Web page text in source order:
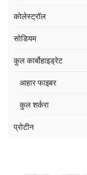
कोलेस्ट्रॉल
सोडियम
कुल कार्बोहाइड्रेट
आहार फाइबर
कुल शर्करा
प्रोटीन